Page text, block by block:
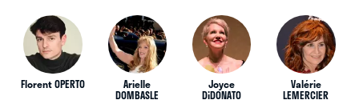
Florent OPERTO Arielle
DOMBASLE
Joyce
DiDONATO
Valérie
LEMERCIER